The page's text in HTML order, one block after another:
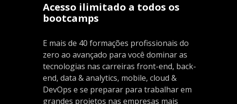
Acesso ilimitado a todos os
bootcamps
E mais de 40 formações profissionais do
zero ao avançado para você dominar as
tecnologias nas carreiras front-end, back-
end, data & analytics, mobile, cloud &
DevOps e se preparar para trabalhar em
grandes projetos nas empresas mais